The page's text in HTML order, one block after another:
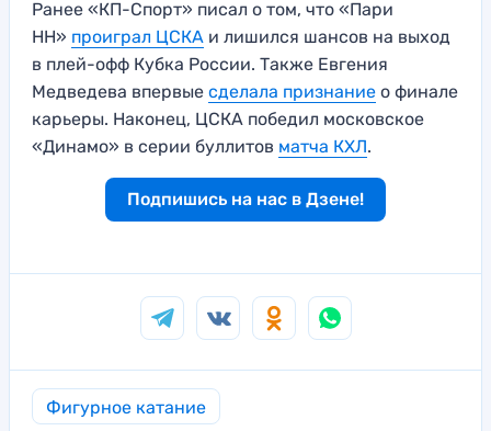
Ранее «КП-Спорт» писал о том, что «Пари
НН» проиграл ЦСКА и лишился шансов на выход
в плей-офф Кубка России. Также Евгения
Медведева впервые сделала признание о финале
карьеры. Наконец, ЦСКА победил московское
«Динамо» в серии буллитов матча КХЛ.
Подпишись на нас в Дзене!
Фигурное катание